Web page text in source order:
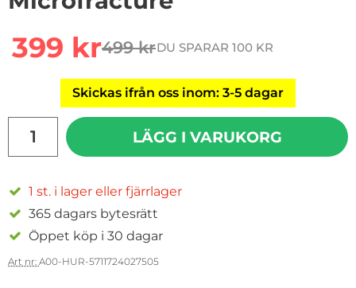
rea pris
399 krtidigare pris
499 krDU SPARAR 100 KR
Skickas ifrån oss inom: 3-5 dagar
LÄGG I VARUKORG
1 st. i lager eller fjärrlager
365 dagars bytesrätt
Öppet köp i 30 dagar
Art nr: A00-HUR-5711724027505